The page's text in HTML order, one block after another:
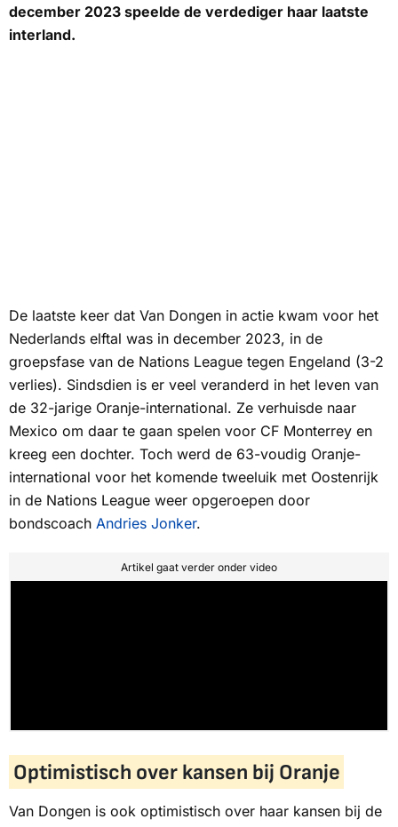
december 2023 speelde de verdediger haar laatste
interland.
De laatste keer dat Van Dongen in actie kwam voor het
Nederlands elftal was in december 2023, in de
groepsfase van de Nations League tegen Engeland (3-2
verlies). Sindsdien is er veel veranderd in het leven van
de 32-jarige Oranje-international. Ze verhuisde naar
Mexico om daar te gaan spelen voor CF Monterrey en
kreeg een dochter. Toch werd de 63-voudig Oranje-
international voor het komende tweeluik met Oostenrijk
in de Nations League weer opgeroepen door
bondscoach Andries Jonker.
Artikel gaat verder onder video
Optimistisch over kansen bij Oranje
Van Dongen is ook optimistisch over haar kansen bij de